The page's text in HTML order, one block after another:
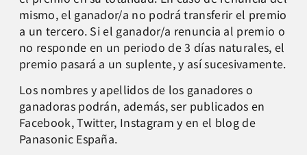
mismo, el ganador/a no podrá transferir el premio
a un tercero. Si el ganador/a renuncia al premio o
no responde en un periodo de 3 días naturales, el
premio pasará a un suplente, y así sucesivamente.
Los nombres y apellidos de los ganadores o
ganadoras podrán, además, ser publicados en
Facebook, Twitter, Instagram y en el blog de
Panasonic España.